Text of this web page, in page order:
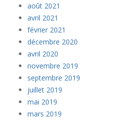
août 2021
avril 2021
février 2021
décembre 2020
avril 2020
novembre 2019
septembre 2019
juillet 2019
mai 2019
mars 2019